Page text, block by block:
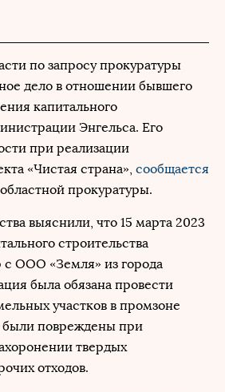
по запросу прокуратуры
дело в отношении бывшего
капитального
Энгельса. Его
при реализации
«Чистая страна», сообщается
прокуратуры.
выяснили, что 15 марта 2023
строительства
с ООО «Земля» из города
была обязана провести
участков в промзоне
были повреждены при
твердых
отходов.